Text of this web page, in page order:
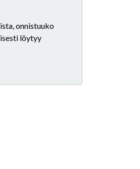
onnistuuko
löytyy